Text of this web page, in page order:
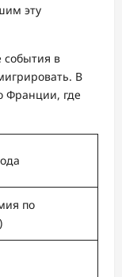
эту
события в
В
Франции, где
по